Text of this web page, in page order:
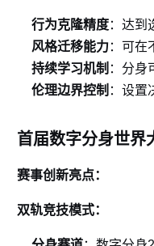
行为克隆精度：达到
风格迁移能力：可在
持续学习机制 ：分身
伦理边界控制 ：设置
首届数字分身世界
赛事创新亮点：
双轨竞技模式：